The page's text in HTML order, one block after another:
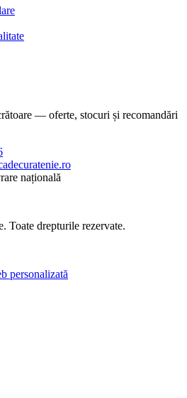
— oferte, stocuri și recomandări
națională
Toate drepturile rezervate.
personalizată